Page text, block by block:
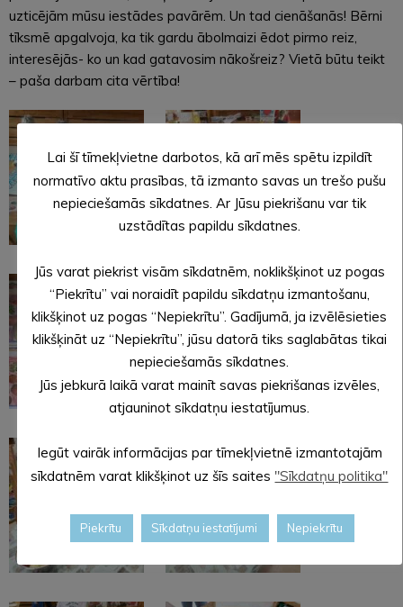
uzticējām mūsu iestādes pavārēm. Un tad cienāšanās! Bērni
tīksmē apgalvoja, ka tik gardu ābolmaizi ēdot pirmo reiz,
interesējās- ko un kad gatavosim nākošreiz? Vietā būtu teikt
– paša darbam cita vērtība!
Lai šī tīmekļvietne darbotos, kā arī mēs spētu izpildīt
normatīvo aktu prasības, tā izmanto savas un trešo pušu
nepieciešamās sīkdatnes. Ar Jūsu piekrišanu var tik
uzstādītas papildu sīkdatnes.
Jūs varat piekrist visām sīkdatnēm, noklikšķinot uz pogas
“Piekrītu” vai noraidīt papildu sīkdatņu izmantošanu,
klikšķinot uz pogas “Nepiekrītu”. Gadījumā, ja izvēlēsieties
klikšķināt uz “Nepiekrītu”, jūsu datorā tiks saglabātas tikai
nepieciešamās sīkdatnes.
Jūs jebkurā laikā varat mainīt savas piekrišanas izvēles,
atjauninot sīkdatņu iestatījumus.
Iegūt vairāk informācijas par tīmekļvietnē izmantotajām
sīkdatnēm varat klikšķinot uz šīs saites "Sīkdatņu politika"
Piekrītu Sīkdatņu iestatījumi Nepiekrītu